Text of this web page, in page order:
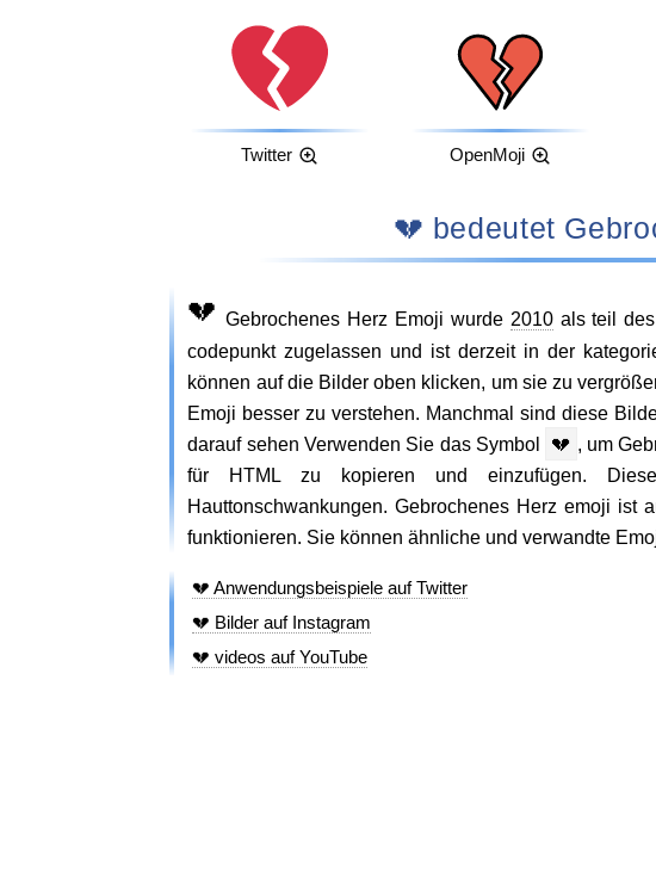
Twitter OpenMoji
💔 bedeutet
💔 Gebrochenes Herz Emoji wurde 2010als teil des
codepunkt zugelassen und ist derzeit in der
können auf die Bilder oben klicken, um sie zu
Emoji besser zu verstehen. Manchmal sind diese
darauf sehen Verwenden Sie das Symbol
💔 , um
für HTML zu kopieren und einzufügen.
Hauttonschwankungen. Gebrochenes Herz emoji ist
funktionieren. Sie können ähnliche und verwandte
💔 Anwendungsbeispiele auf Twitter
💔 Bilder auf Instagram
💔 videos auf YouTube